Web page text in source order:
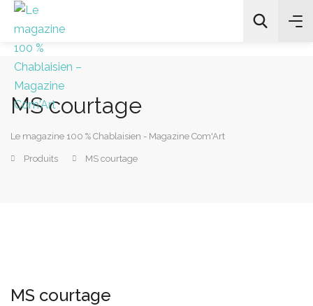
All Categories
MS courtage
Le magazine 100 % Chablaisien - Magazine Com'Art
Produits MS courtage
MS courtage